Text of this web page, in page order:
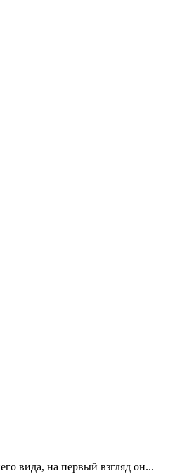
вида, на первый взгляд он...